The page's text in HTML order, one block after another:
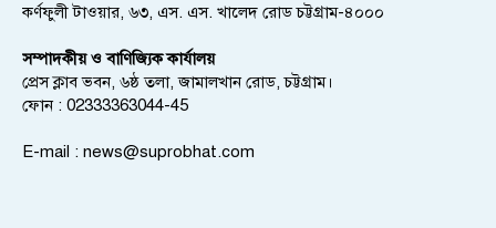
কর্ণফুলী টাওয়ার, ৬৩, এস. এস. খালেদ রোড চট্টগ্রাম-৪০০০
সম্পাদকীয় ও বাণিজ্যিক কার্যালয়
প্রেস ক্লাব ভবন, ৬ষ্ঠ তলা, জামালখান রোড, চট্টগ্রাম।
ফোন : 02333363044-45
E-mail : news@suprobhat.com